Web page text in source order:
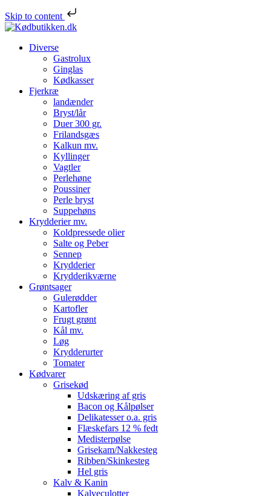
Skip to content
Diverse
Gastrolux
Ginglas
Kødkasser
Fjerkræ
landænder
Bryst/lår
Duer 300 gr.
Frilandsgæs
Kalkun mv.
Kyllinger
Vagtler
Perlehøne
Poussiner
Perle bryst
Suppehøns
Krydderier mv.
Koldpressede olier
Salte og Peber
Sennep
Krydderier
Krydderikværne
Grøntsager
Gulerødder
Kartofler
Frugt grønt
Kål mv.
Løg
Krydderurter
Tomater
Kødvarer
Grisekød
Udskæring af gris
Bacon og Kålpølser
Delikatesser o.a. gris
Flæskefars 12 % fedt
Medisterpølse
Grisekam/Nakkesteg
Ribben/Skinkesteg
Hel gris
Kalv & Kanin
Kalveculotter